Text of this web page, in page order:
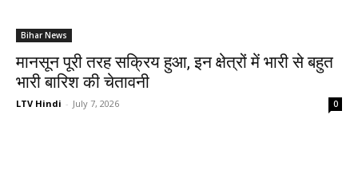
Bihar News
मानसून पूरी तरह सक्रिय हुआ, इन क्षेत्रों में भारी से बहुत
भारी बारिश की चेतावनी
LTV Hindi - July 7, 2026 0